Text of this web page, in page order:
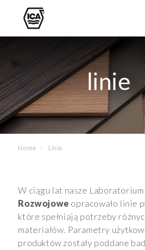
linie
Home Linie
W ciągu lat nasze Laboratorium
Rozwojowe opracowało linie
które spełniają potrzeby
materiałów. Parametry
produktów zostały poddane